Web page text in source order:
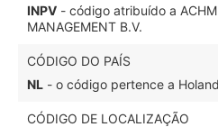
INPV - código atribuído a
MANAGEMENT B.V.
CÓDIGO DO PAÍS
NL - o código pertence a
CÓDIGO DE LOCALIZAÇÃO